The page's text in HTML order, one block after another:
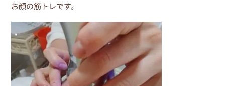
お顔の筋トレです。